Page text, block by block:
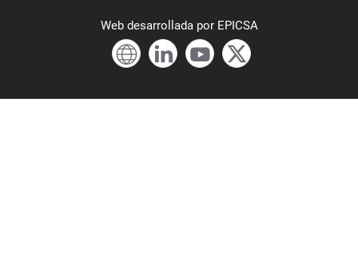
Webdesarrollada por EPICSA